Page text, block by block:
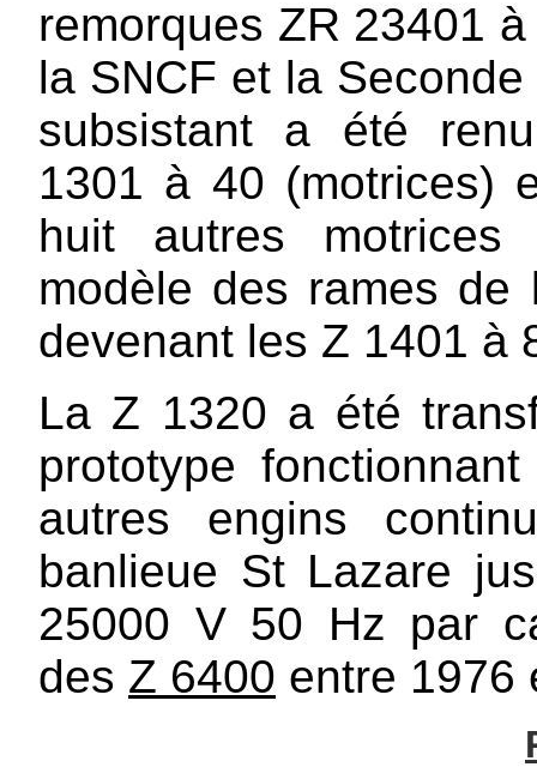
remorques ZR 23401
la SNCF et la
subsistant a été
1301 à 40 (motrices)
huit autres
modèle des rames de
devenant les Z 1401 à
La Z 1320 a été
prototype
autres engins
banlieue St Lazare
25000 V 50 Hz par
des Z 6400 entre 1976